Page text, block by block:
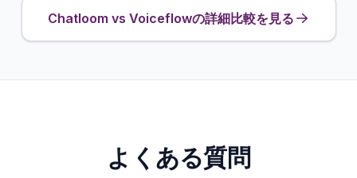
Chatloom vs Voiceflowの詳細比較を見る
よくある質問